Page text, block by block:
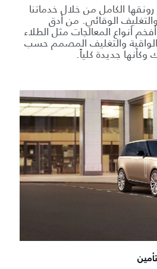
الكامل من خلال خدماتنا
والتغليف الوقائي. من أدق
أنواع المعالجات مثل الطلاء
الواقية والتغليف المصمم حسب
جديدة كلياً.